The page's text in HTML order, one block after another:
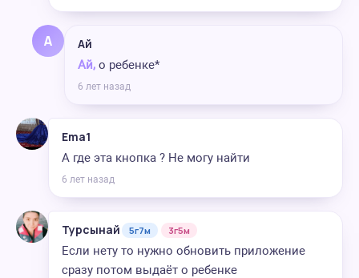
А Ай
Ай, о ребенке*
6 лет назад
Ema1
А где эта кнопка ? Не могу найти
6 лет назад
Турсынай 5г7м 3г5м
Если нету то нужно обновить приложение
сразу потом выдаёт о ребенке